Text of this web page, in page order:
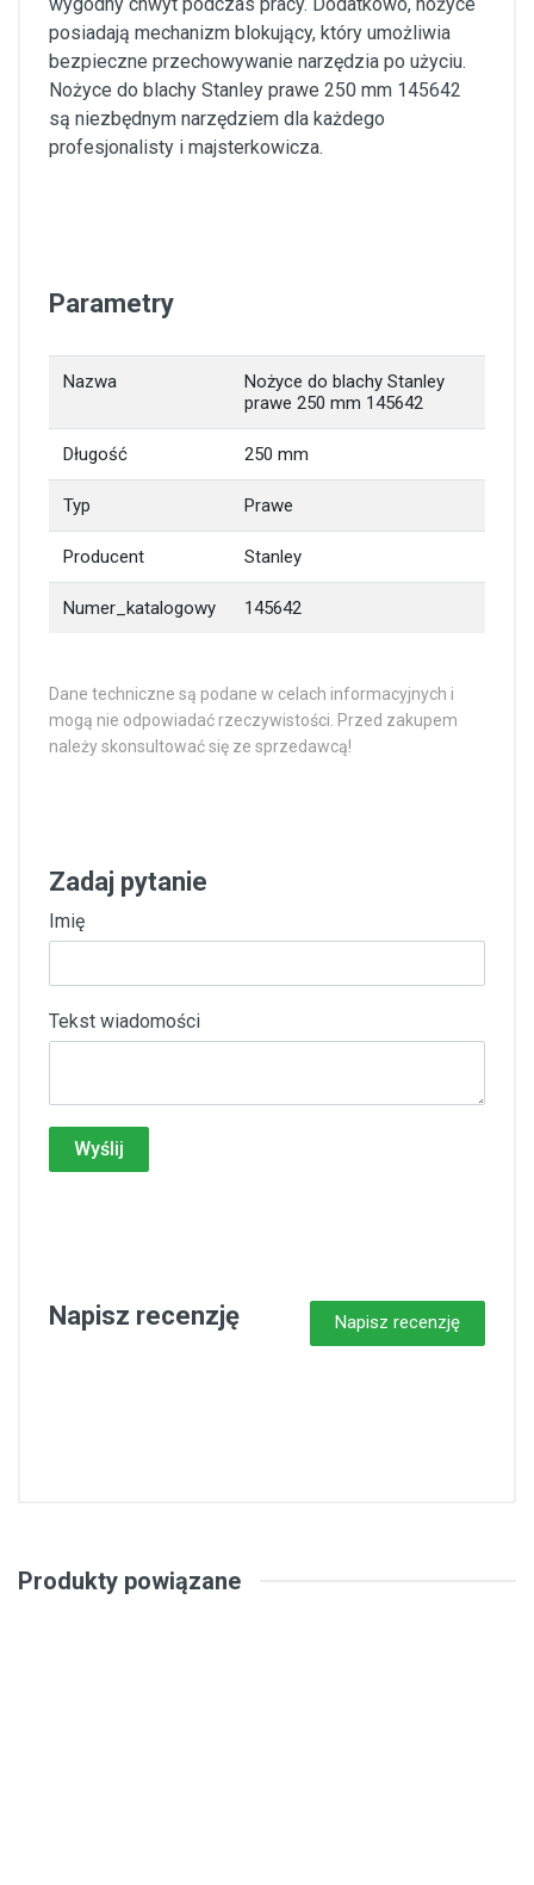
posiadają mechanizm blokujący, który umożliwia
bezpieczne przechowywanie narzędzia po użyciu.
Nożyce do blachy Stanley prawe 250 mm 145642
są niezbędnym narzędziem dla każdego
profesjonalisty i majsterkowicza.
Parametry
Nazwa
Nożyce do blachy Stanley
prawe 250 mm 145642
Długość 250 mm
Typ Prawe
Producent Stanley
Numer_katalogowy 145642
Dane techniczne są podane w celach informacyjnych i
mogą nie odpowiadać rzeczywistości. Przed zakupem
należy skonsultować się ze sprzedawcą!
Zadaj pytanie
Imię
Tekst wiadomości
Wyślij
Napisz recenzję Napisz recenzję
Produkty powiązane